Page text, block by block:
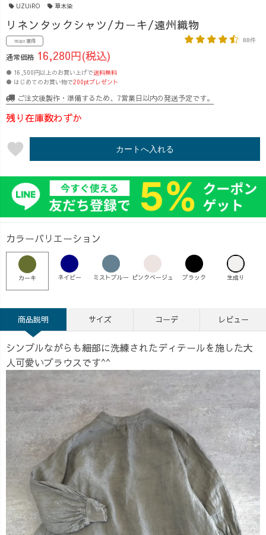
UZUiRO 草木染
リネンタックシャツ/カーキ/遠州織物
162pt 獲得 88件
通常価格 16,280円(税込)
● 16,500円以上のお買い上げで送料無料
● はじめてのお買い物で200ptプレゼント
ご注文後製作・準備するため、7営業日以内の発送予定です。
残り在庫数わずか
favorite カートへ入れる
カラーバリエーション
カーキ ネイビー ミストブルー ピンクベージュ ブラック 生成り
商品説明 サイズ コーデ レビュー
シンプルながらも細部に洗練されたディテールを施した大
人可愛いブラウスです^^